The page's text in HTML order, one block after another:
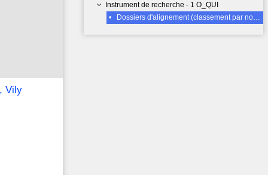
Instrument de recherche - 1 O_QUI
•
Dossiers d'alignement (classement par nom de rue, un dossier par rue), Vily (rue)1835-1851
Vily